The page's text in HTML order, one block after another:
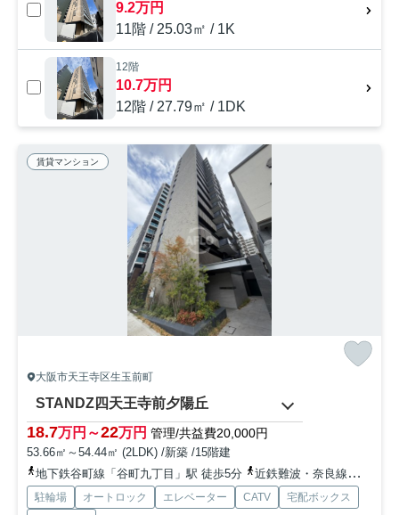
9.2万円
11階 / 25.03㎡ / 1K
12階
10.7万円
12階 / 27.79㎡ / 1DK
賃貸マンション
大阪市天王寺区生玉前町
STANDZ四天王寺前夕陽丘
18.7万円～22万円 管理/共益費20,000円
53.66㎡～54.44㎡ (2LDK) /新築 /15階建
地下鉄谷町線「谷町九丁目」駅 徒歩5分
近鉄難波・奈良線「大阪上本町」駅 徒歩9分
駐輪場 オートロック エレベーター CATV
宅配ボックス